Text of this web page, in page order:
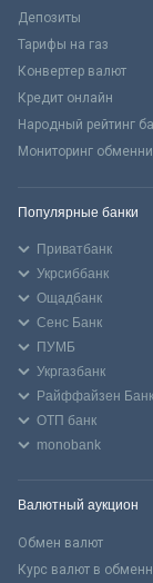
Депозиты
Тарифы на газ
Конвертер валют
Кредит онлайн
Народный рейтинг
Мониторинг
Популярные банки
Приватбанк
Укрсиббанк
Ощадбанк
Сенс Банк
ПУМБ
Укргазбанк
Райффайзен Банк
ОТП банк
monobank
Валютный аукцион
Обмен валют
Курс валют в